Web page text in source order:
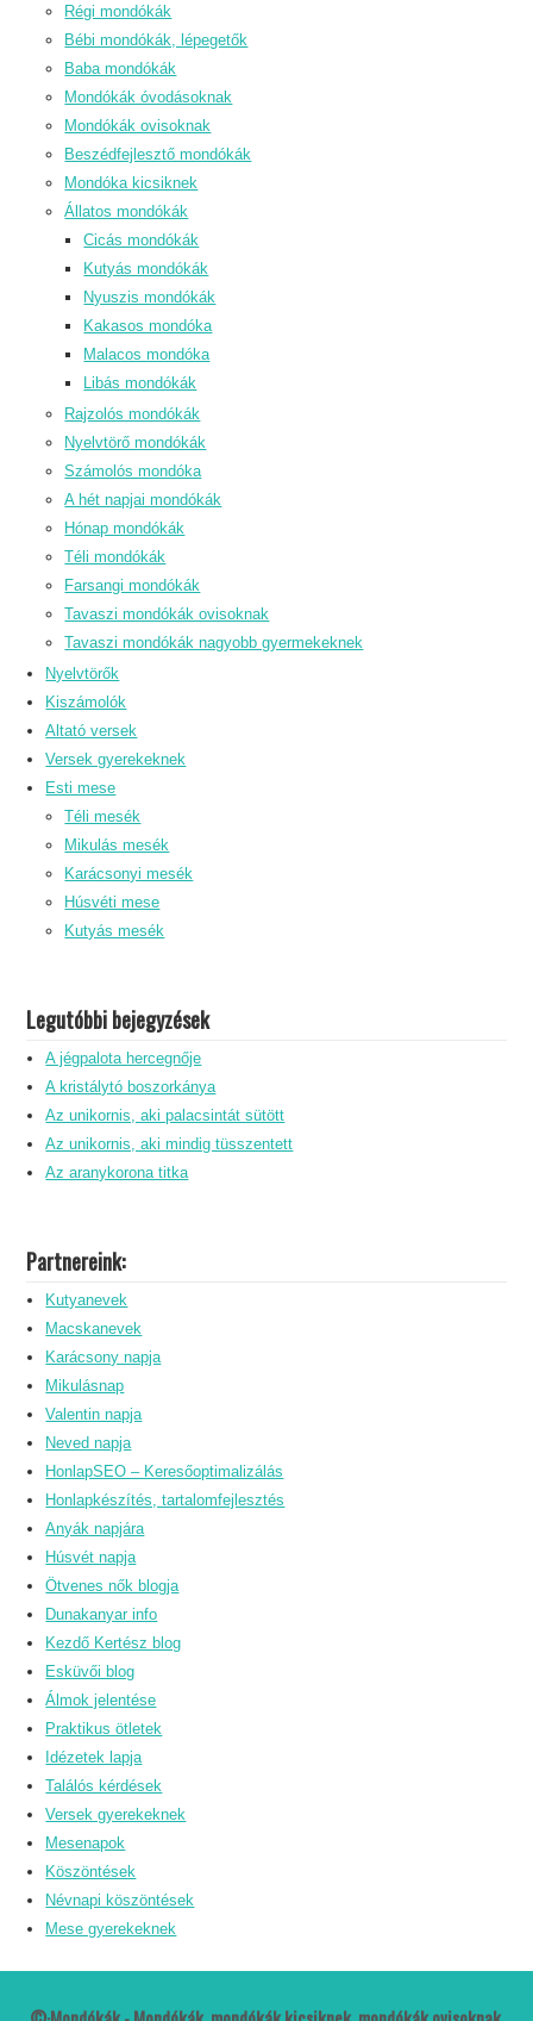
Régi mondókák
Bébi mondókák, lépegetők
Baba mondókák
Mondókák óvodásoknak
Mondókák ovisoknak
Beszédfejlesztő mondókák
Mondóka kicsiknek
Állatos mondókák
Cicás mondókák
Kutyás mondókák
Nyuszis mondókák
Kakasos mondóka
Malacos mondóka
Libás mondókák
Rajzolós mondókák
Nyelvtörő mondókák
Számolós mondóka
A hét napjai mondókák
Hónap mondókák
Téli mondókák
Farsangi mondókák
Tavaszi mondókák ovisoknak
Tavaszi mondókák nagyobb gyermekeknek
Nyelvtörők
Kiszámolók
Altató versek
Versek gyerekeknek
Esti mese
Téli mesék
Mikulás mesék
Karácsonyi mesék
Húsvéti mese
Kutyás mesék
Legutóbbi bejegyzések
A jégpalota hercegnője
A kristálytó boszorkánya
Az unikornis, aki palacsintát sütött
Az unikornis, aki mindig tüsszentett
Az aranykorona titka
Partnereink:
Kutyanevek
Macskanevek
Karácsony napja
Mikulásnap
Valentin napja
Neved napja
HonlapSEO – Keresőoptimalizálás
Honlapkészítés, tartalomfejlesztés
Anyák napjára
Húsvét napja
Ötvenes nők blogja
Dunakanyar info
Kezdő Kertész blog
Esküvői blog
Álmok jelentése
Praktikus ötletek
Idézetek lapja
Találós kérdések
Versek gyerekeknek
Mesenapok
Köszöntések
Névnapi köszöntések
Mese gyerekeknek